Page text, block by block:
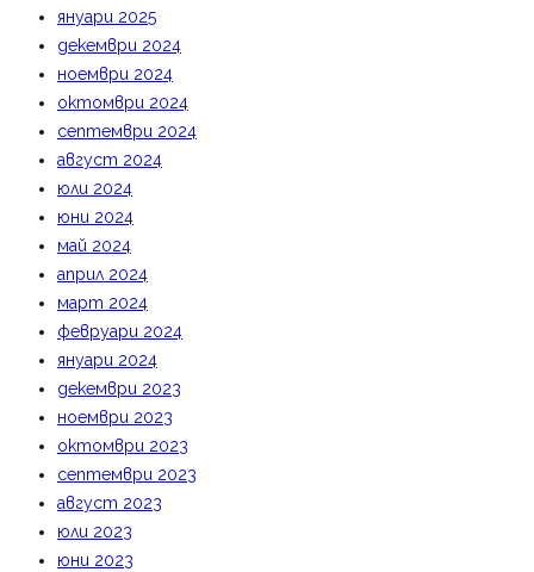
януари 2025
декември 2024
ноември 2024
октомври 2024
септември 2024
август 2024
юли 2024
юни 2024
май 2024
април 2024
март 2024
февруари 2024
януари 2024
декември 2023
ноември 2023
октомври 2023
септември 2023
август 2023
юли 2023
юни 2023